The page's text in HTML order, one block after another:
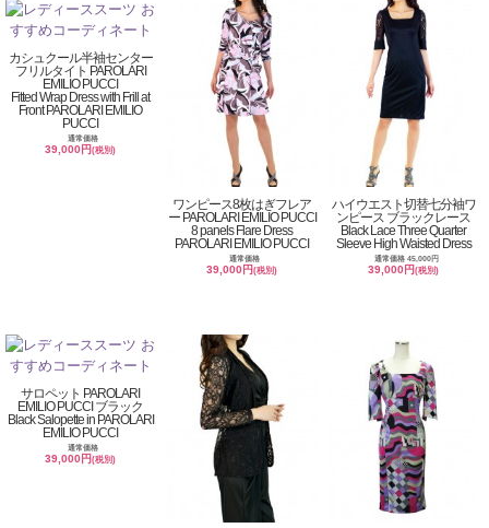
カシュクール半袖センター
フリルタイト PAROLARI
EMILIO PUCCI
Fitted Wrap Dress with Frill at
Front PAROLARI EMILIO
PUCCI
通常価格
39,000円(税別)
ワンピース8枚はぎフレア
ー PAROLARI EMILIO PUCCI
8 panels Flare Dress
PAROLARI EMILIO PUCCI
通常価格
39,000円(税別)
ハイウエスト切替七分袖ワ
ンピース ブラックレース
Black Lace Three Quarter
Sleeve High Waisted Dress
通常価格 45,000円
39,000円(税別)
サロペット PAROLARI
EMILIO PUCCI ブラック
Black Salopette in PAROLARI
EMILIO PUCCI
通常価格
39,000円(税別)